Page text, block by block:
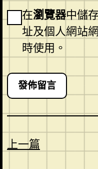
在瀏覽器中儲
址及個人網站
時使用。
上一篇